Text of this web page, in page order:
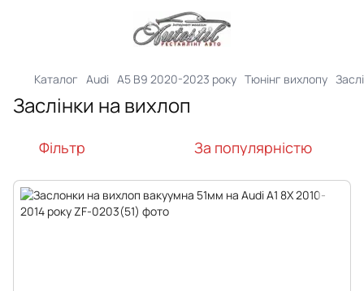
Каталог Audi A5 B9 2020-2023 року Тюнінг вихлопу
Заслінки на вихлоп
Фільтр За популярністю